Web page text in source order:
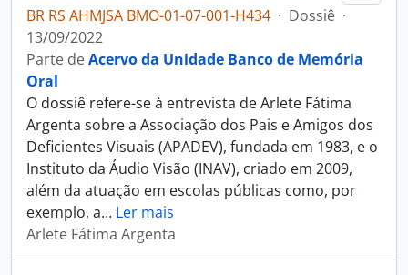
BR RS AHMJSA BMO-01-07-001-H434 · Dossiê ·
13/09/2022
Parte deAcervo da Unidade Banco de Memória
Oral
O dossiê refere-se à entrevista de Arlete Fátima
Argenta sobre a Associação dos Pais e Amigos dos
Deficientes Visuais (APADEV), fundada em 1983, e o
Instituto da Áudio Visão (INAV), criado em 2009,
além da atuação em escolas públicas como, por
exemplo, a… Ler mais
Arlete Fátima Argenta